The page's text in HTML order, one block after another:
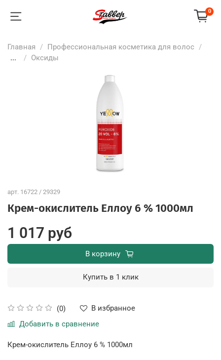
0
Главная
Профессиональная косметика для волос
...
Оксиды
арт. 16722 / 29329
Крем-окислитель Еллоу 6 % 1000мл
(0)
В избранное
Добавить в сравнение
1 017 руб
В корзину
Купить в 1 клик
Крем-окислитель Еллоу 6 % 1000мл